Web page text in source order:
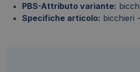
PBS-Attributo variante:
Specifiche articolo: bicchieri